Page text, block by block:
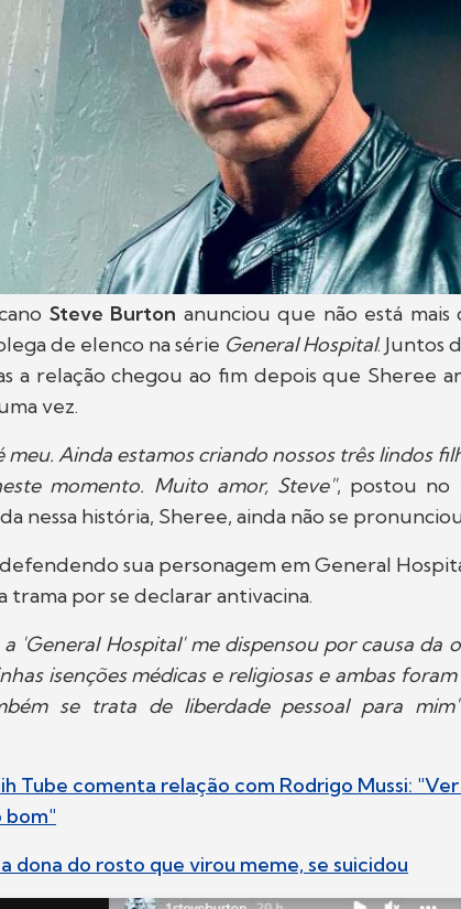
Steve Burton anunciou que não está mais
de elenco na série General Hospital. Juntos
a relação chegou ao fim depois que Sheree
vez.
meu. Ainda estamos criando nossos três lindos
momento. Muito amor, Steve", postou no
nessa história, Sheree, ainda não se
defendendo sua personagem em General
trama por se declarar antivacina.
a 'General Hospital' me dispensou por causa da
isenções médicas e religiosas e ambas
se trata de liberdade pessoal para
Tube comenta relação com Rodrigo Mussi:
bom"
a dona do rosto que virou meme, se suicidou